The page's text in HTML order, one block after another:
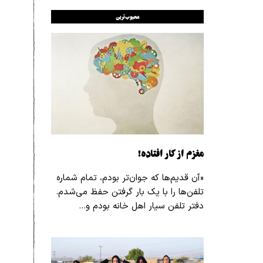
محبوب‌ترین
مغزم از کار افتاده!
«آن قدیم‌ها که جوان‌تر بودم، تمام شماره
تلفن‌ها را با یک بار گرفتن حفظ می‌شدم.
دفتر تلفن سیار اهل خانه بودم و…